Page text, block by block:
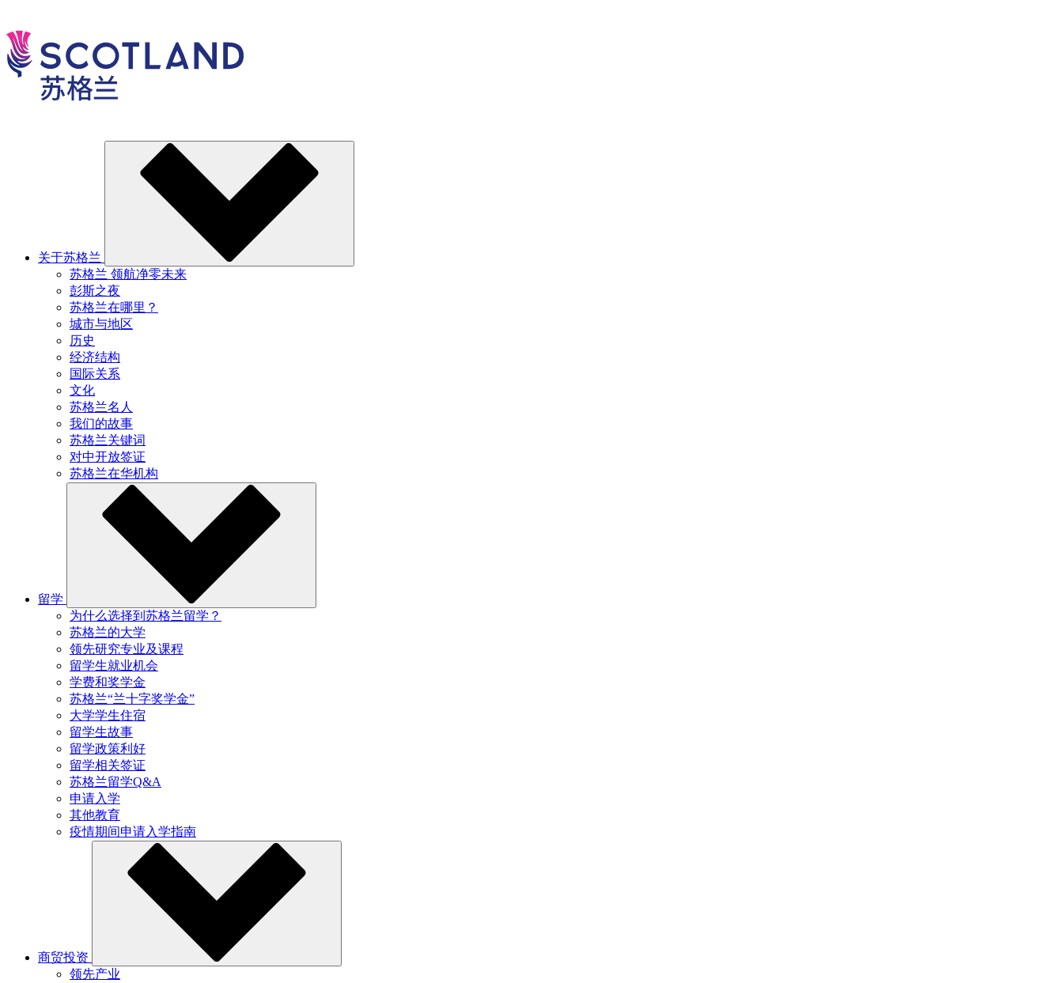
关于苏格兰
苏格兰 领航净零未来
彭斯之夜
苏格兰在哪里？
城市与地区
历史
经济结构
国际关系
文化
苏格兰名人
我们的故事
苏格兰关键词
对中开放签证
苏格兰在华机构
留学
为什么选择到苏格兰留学？
苏格兰的大学
领先研究专业及课程
留学生就业机会
学费和奖学金
苏格兰“兰十字奖学金”
大学学生住宿
留学生故事
留学政策利好
留学相关签证
苏格兰留学Q&A
申请入学
其他教育
疫情期间申请入学指南
商贸投资
领先产业